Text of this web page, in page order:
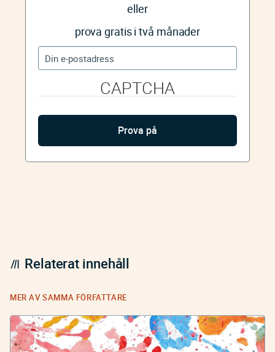
eller
prova gratis i två månader
CAPTCHA
Relaterat innehåll
MER AV SAMMA FÖRFATTARE